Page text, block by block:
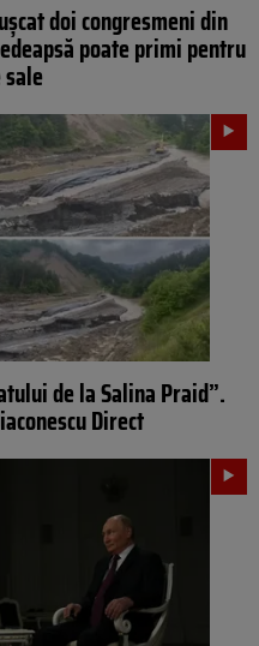
doi congresmeni din
poate primi pentru
de la Salina Praid”.
Direct